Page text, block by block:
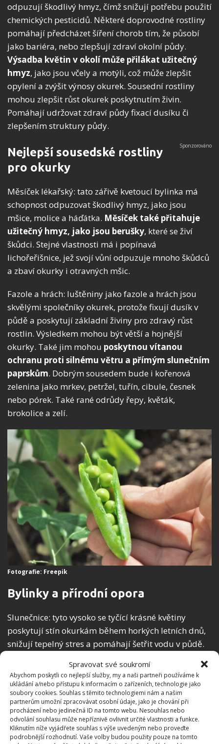
Spravovat své soukromí
Abychom poskytli co nejlepší služby, my a naši partneři používáme k
ukládání a/nebo přístupu k informacím o zařízeních, technologie jako
soubory cookies. Souhlas s těmito technologiemi nám a našim
partnerům umožní zpracovávat osobní údaje, jako je chování při
procházení nebo jedinečná ID na tomto webu. Nesouhlas nebo
odvolání souhlasu může nepříznivě ovlivnit určité vlastnosti a funkce.
Kliknutím níže vyjádřete souhlas s výše uvedeným nebo proveďte
podrobnější rozhodnutí. Vaše volby budou použity pouze na tomto
odpuzují škodlivý hmyz, čímž snižují potřebu použití
chemických pesticidů. Některé doprovodné rostliny
pomáhají předcházet šíření chorob tím, že působí
jako bariéra, nebo zlepšují zdraví okolní půdy.
Výsadba květin v okolí může přilákat užitečný
hmyz, jako jsou včely a motýli, což může zlepšit
opylení a zvýšit výnosy okurek. Sousední rostliny
mohou zlepšit růst okurek poskytnutím živin.
Pomáhají udržovat zdraví půdy fixací dusíku či
zlepšením struktury půdy.
Nejlepší sousedské rostliny
pro okurky
Měsíček lékařský: tato zářivě kvetoucí bylinka má
schopnost odpuzovat škodlivý hmyz, jako jsou
mšice, molice a háďátka. Měsíček také přitahuje
užitečný hmyz, jako jsou berušky, které se živí
škůdci. Stejné vlastnosti má i popínavá
lichořeřišnice, jež svojí vůní odpuzuje mnoho škůdců
a zbaví okurky i otravných mšic.
Fazole a hrách: luštěniny jako fazole a hrách jsou
skvělými společníky okurek, protože fixují dusík v
půdě a poskytují základní živiny pro zdravý růst
rostlin. Výsledkem mohou být větší a hojnější
okurky. Také jim mohou poskytnou vítanou
ochranu proti silnému větru a přímým slunečním
paprskům. Dobrým sousedem bude i kořenová
zelenina jako mrkev, petržel, tuřín, cibule, česnek
nebo pórek. Také rané odrůdy řepy, květák,
brokolice a zelí.
Fotografie: Freepik
Bylinky a přírodní opora
Slunečnice: tyto vysoko se tyčící krásné květiny
poskytují stín okurkám během horkých letních dnů,
snižují tepelný stres a pomáhají šetřit vodu v půdě.
která poskytuje okurkám oporu při šplhání.
Podobné vlastnosti má i kukuřice, jež může okurkám
také poskytovat stín a oporu.
Kopr a oregano: tyto aromatické byliny mohou
pomoci odpuzovat škodlivý hmyz, jako jsou svilušky